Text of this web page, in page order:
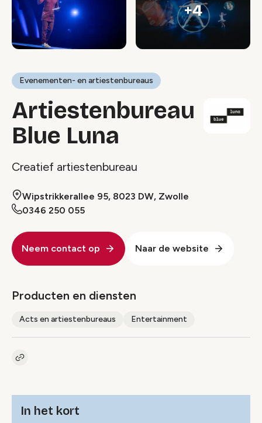
+4
Evenementen- en artiestenbureaus
Artiestenbureau
Blue Luna
Creatief artiestenbureau
Wipstrikkerallee 95, 8023 DW, Zwolle
0346 250 055
Neem contact op Naar de website
Producten en diensten
Acts en artiestenbureaus Entertainment
Kopieer link naar pagina
In het kort